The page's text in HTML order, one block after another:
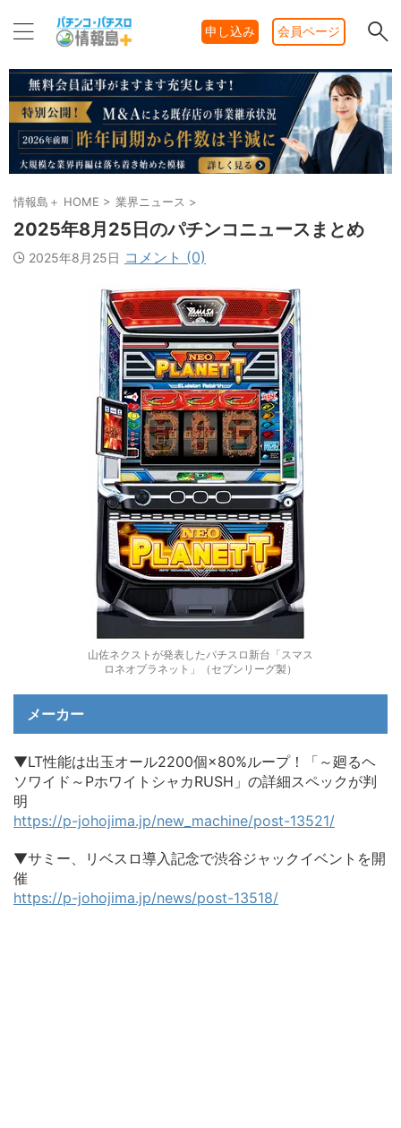
申し込み 会員ページ
情報島＋ HOME > 業界ニュース >
2025年8月25日のパチンコニュースまとめ
2025年8月25日 コメント (0)
山佐ネクストが発表したパチスロ新台「スマス
ロネオプラネット」（セブンリーグ製）
メーカー
▼LT性能は出玉オール2200個×80%ループ！「～廻るヘ
ソワイド～PホワイトシャカRUSH」の詳細スペックが判
明
https://p-johojima.jp/new_machine/post-13521/
▼サミー、リベスロ導入記念で渋谷ジャックイベントを開
催
https://p-johojima.jp/news/post-13518/